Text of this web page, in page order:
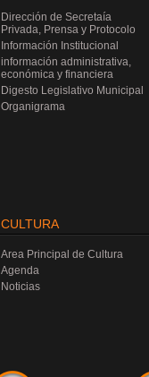
Dirección de Secretaía
Privada, Prensa y Protocolo
Información Institucional
información administrativa,
económica y financiera
Digesto Legislativo Municipal
Organigrama
CULTURA
Area Principal de Cultura
Agenda
Noticias